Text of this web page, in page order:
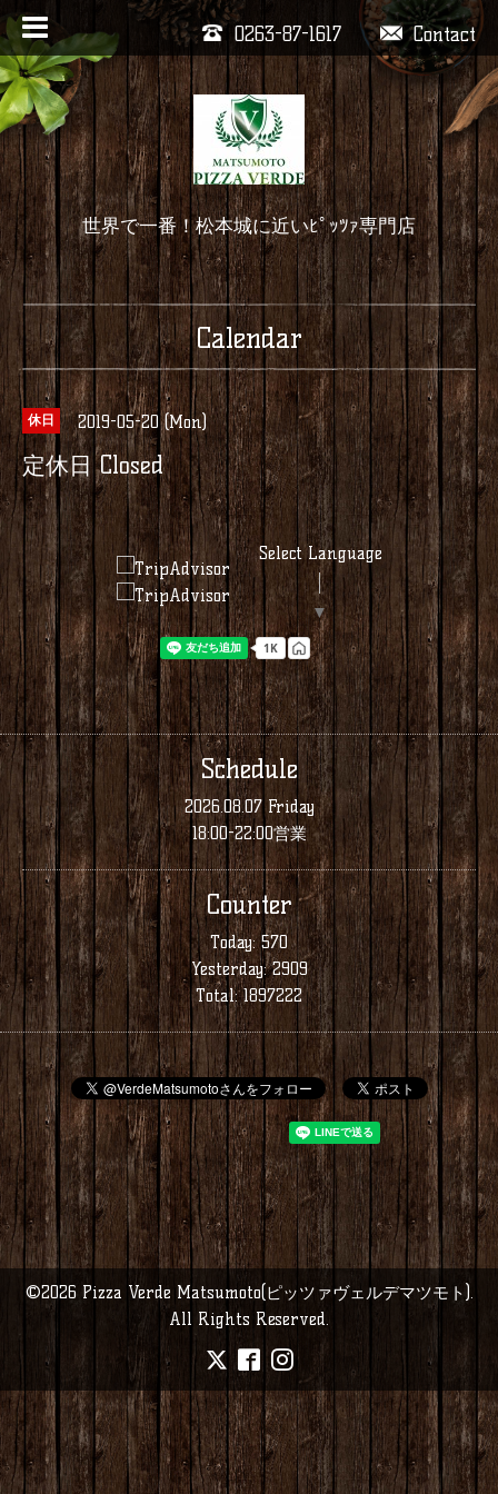
Contact
0263-87-1617
世界で一番！松本城に近いﾋﾟｯﾂｧ専門店
Calendar
休日 2019-05-20 (Mon)
定休日 Closed
Select Language
▼
Schedule
2026.08.07 Friday
18:00-22:00営業
Counter
Today:570
Yesterday:2909
Total:1897222
©2026 Pizza Verde Matsumoto(ピッツァヴェルデマツモト).
All Rights Reserved.